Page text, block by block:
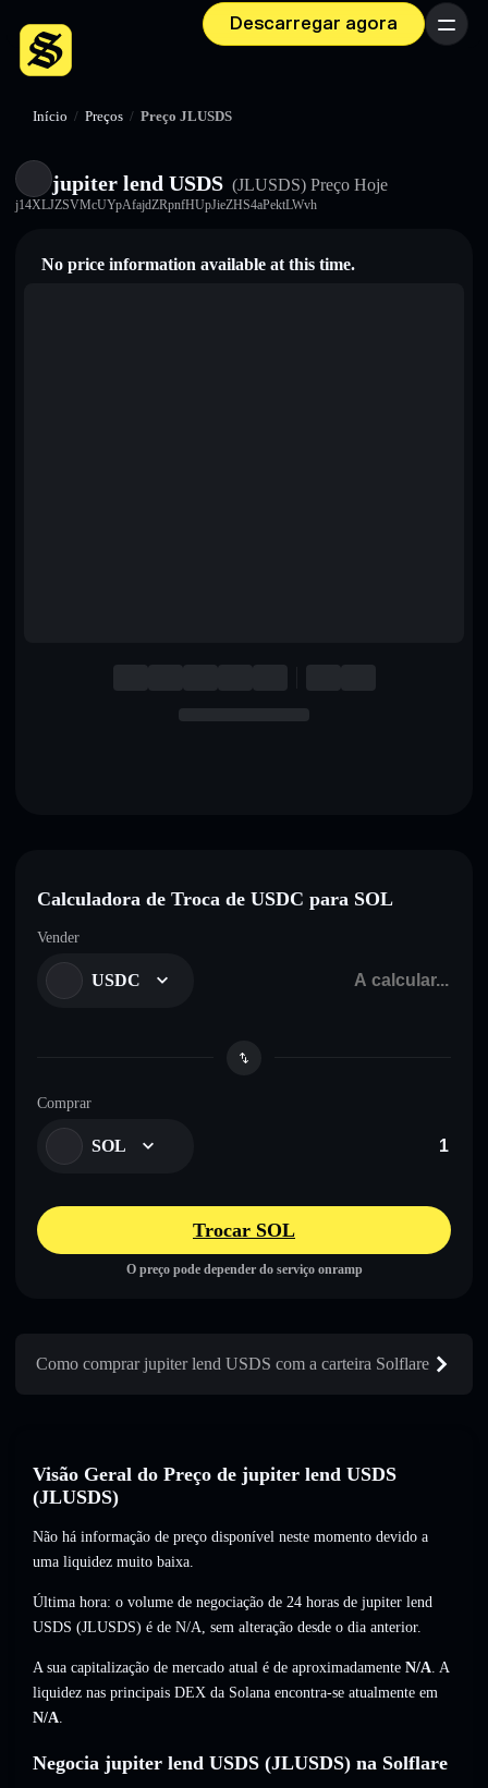
Descarregar agora Menu
Início / Preços / Preço JLUSDS
jupiter lend USDS (JLUSDS) Preço Hoje
j14XLJZSVMcUYpAfajdZRpnfHUpJieZHS4aPektLWvh
No price information available at this time.
Calculadora de Troca de USDC para SOL
Vender
USDC
Comprar
SOL
Trocar SOL
O preço pode depender do serviço onramp
Como comprar jupiter lend USDS com a carteira Solflare
Visão Geral do Preço de jupiter lend USDS
(JLUSDS)
Não há informação de preço disponível neste momento devido a
uma liquidez muito baixa.
Última hora: o volume de negociação de 24 horas de jupiter lend
USDS (JLUSDS) é de N/A, sem alteração desde o dia anterior.
A sua capitalização de mercado atual é de aproximadamente N/A. A
liquidez nas principais DEX da Solana encontra-se atualmente em
N/A.
Negocia jupiter lend USDS (JLUSDS) na Solflare